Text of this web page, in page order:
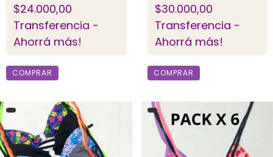
$24.000,00
Transferencia -
Ahorrá más!
COMPRAR
$30.000,00
Transferencia -
Ahorrá más!
COMPRAR